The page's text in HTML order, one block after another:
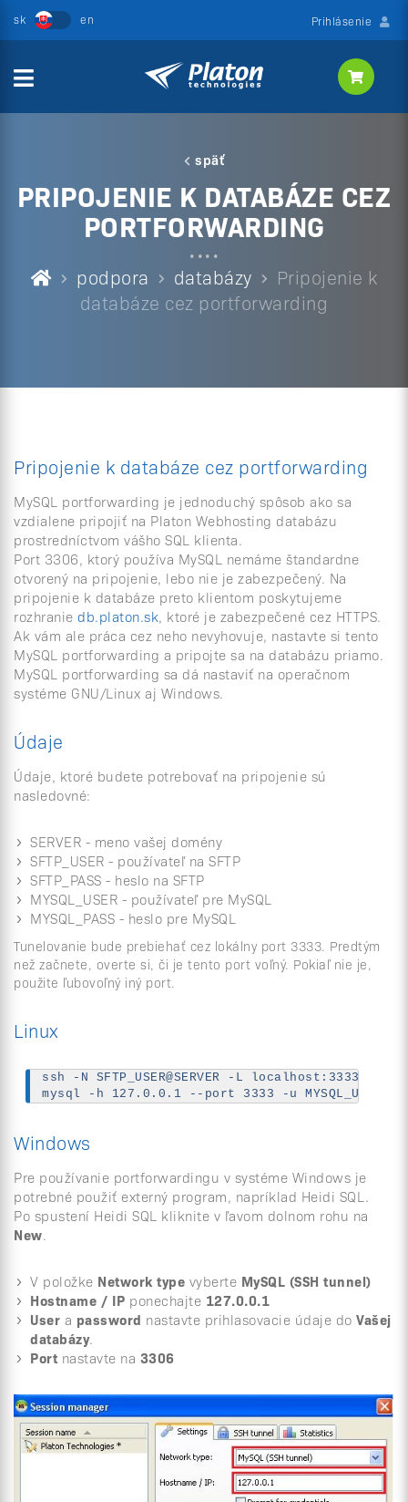
Prihlásenie
späť
PRIPOJENIE K DATABÁZE CEZ
PORTFORWARDING
podpora databázy
Pripojenie k
databáze cez portforwarding
Pripojenie k databáze cez portforwarding
MySQL portforwarding je jednoduchý spôsob ako sa
vzdialene pripojiť na Platon Webhosting databázu
prostredníctvom vášho SQL klienta.
Port 3306, ktorý používa MySQL nemáme štandardne
otvorený na pripojenie, lebo nie je zabezpečený. Na
pripojenie k databáze preto klientom poskytujeme
rozhranie db.platon.sk, ktoré je zabezpečené cez HTTPS.
Ak vám ale práca cez neho nevyhovuje, nastavte si tento
MySQL portforwarding a pripojte sa na databázu priamo.
MySQL portforwarding sa dá nastaviť na operačnom
systéme GNU/Linux aj Windows.
Údaje
Údaje, ktoré budete potrebovať na pripojenie sú
nasledovné:
SERVER - meno vašej domény
SFTP_USER - používateľ na SFTP
SFTP_PASS - heslo na SFTP
MYSQL_USER - používateľ pre MySQL
MYSQL_PASS - heslo pre MySQL
Tunelovanie bude prebiehať cez lokálny port 3333. Predtým
než začnete, overte si, či je tento port voľný. Pokiaľ nie je,
použite ľubovoľný iný port.
Linux
ssh -N SFTP_USER@SERVER -L
mysql -h 127.0.0.1 --port 3333 -u MYSQL_USER -p
Windows
Pre používanie portforwardingu v systéme Windows je
potrebné použiť externý program, napríklad Heidi SQL.
Po spustení Heidi SQL kliknite v ľavom dolnom rohu na
New.
V položke Network type vyberte MySQL (SSH tunnel)
Hostname / IP ponechajte 127.0.0.1
User a password nastavte prihlasovacie údaje do Vašej
databázy.
Port nastavte na 3306